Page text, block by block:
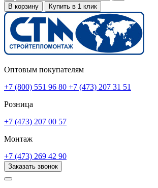
В корзину Купить в 1 клик
Оптовым покупателям
+7 (800) 551 96 80 +7 (473) 207 31 51
Розница
+7 (473) 207 00 57
Монтаж
+7 (473) 269 42 90
Заказать звонок